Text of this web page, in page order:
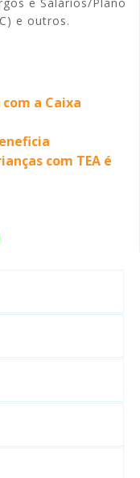
e outros.
a Caixa
com TEA é